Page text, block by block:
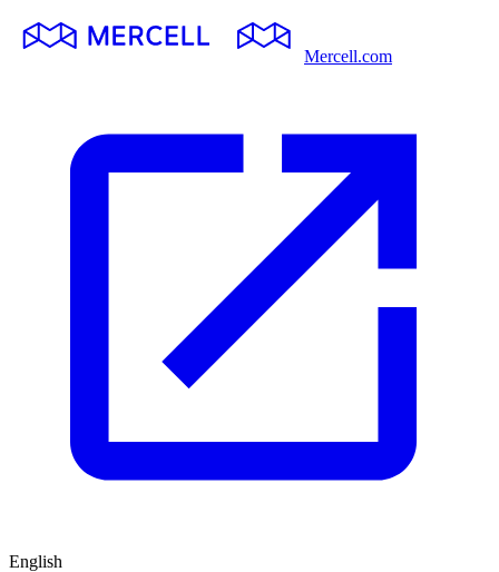
Mercell.com
English